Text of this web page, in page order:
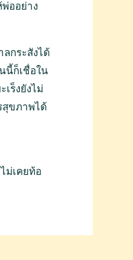
ออย่าง
กระสังได้
นี้ก็เชื่อใน
ร็งยังไม่
สุขภาพได้
ม่เคยท้อ